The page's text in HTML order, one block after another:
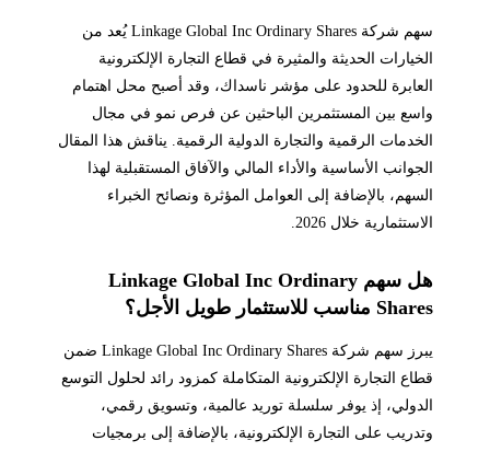
سهم شركة Linkage Global Inc Ordinary Shares يُعد من
الخيارات الحديثة والمثيرة في قطاع التجارة الإلكترونية
العابرة للحدود على مؤشر ناسداك، وقد أصبح محل اهتمام
واسع بين المستثمرين الباحثين عن فرص نمو في مجال
الخدمات الرقمية والتجارة الدولية الرقمية. يناقش هذا المقال
الجوانب الأساسية والأداء المالي والآفاق المستقبلية لهذا
السهم، بالإضافة إلى العوامل المؤثرة ونصائح الخبراء
الاستثمارية خلال 2026.
هل سهم Linkage Global Inc Ordinary
Shares مناسب للاستثمار طويل الأجل؟
يبرز سهم شركة Linkage Global Inc Ordinary Shares ضمن
قطاع التجارة الإلكترونية المتكاملة كمزود رائد لحلول التوسع
الدولي، إذ يوفر سلسلة توريد عالمية، وتسويق رقمي،
وتدريب على التجارة الإلكترونية، بالإضافة إلى برمجيات